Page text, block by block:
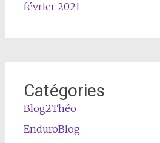
février 2021
Catégories
Blog2Théo
EnduroBlog